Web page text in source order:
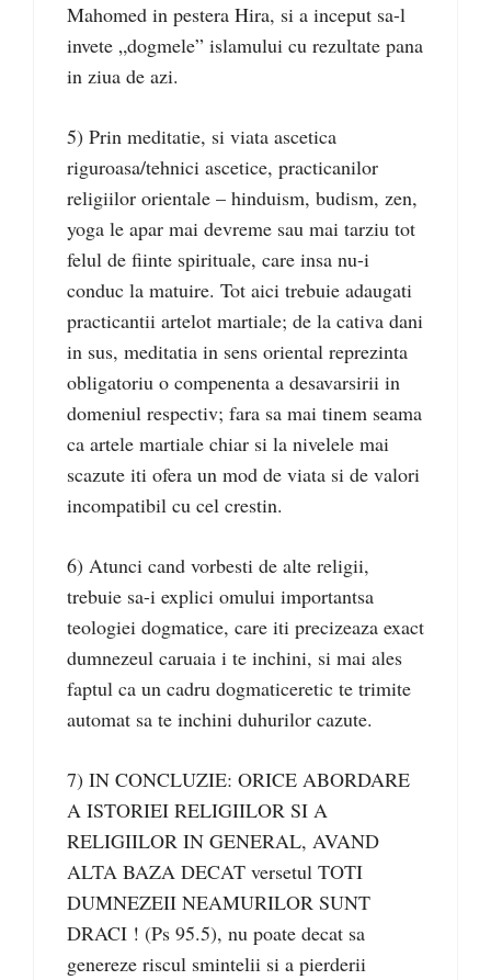
Mahomed in pestera Hira, si a inceput sa-l
invete „dogmele” islamului cu rezultate pana
in ziua de azi.
5) Prin meditatie, si viata ascetica
riguroasa/tehnici ascetice, practicanilor
religiilor orientale – hinduism, budism, zen,
yoga le apar mai devreme sau mai tarziu tot
felul de fiinte spirituale, care insa nu-i
conduc la matuire. Tot aici trebuie adaugati
practicantii artelot martiale; de la cativa dani
in sus, meditatia in sens oriental reprezinta
obligatoriu o compenenta a desavarsirii in
domeniul respectiv; fara sa mai tinem seama
ca artele martiale chiar si la nivelele mai
scazute iti ofera un mod de viata si de valori
incompatibil cu cel crestin.
6) Atunci cand vorbesti de alte religii,
trebuie sa-i explici omului importantsa
teologiei dogmatice, care iti precizeaza exact
dumnezeul caruaia i te inchini, si mai ales
faptul ca un cadru dogmaticeretic te trimite
automat sa te inchini duhurilor cazute.
7) IN CONCLUZIE: ORICE ABORDARE
A ISTORIEI RELIGIILOR SI A
RELIGIILOR IN GENERAL, AVAND
ALTA BAZA DECAT versetul TOTI
DUMNEZEII NEAMURILOR SUNT
DRACI ! (Ps 95.5), nu poate decat sa
genereze riscul smintelii si a pierderii